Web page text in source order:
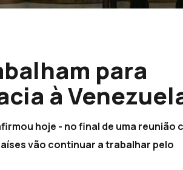
para
à
hoje - no final de uma reunião
vão continuar a trabalhar pelo